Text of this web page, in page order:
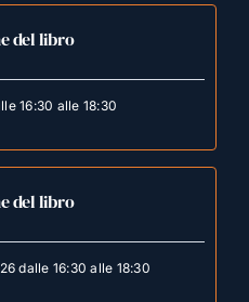
del libro
16:30 alle 18:30
del libro
dalle 16:30 alle 18:30